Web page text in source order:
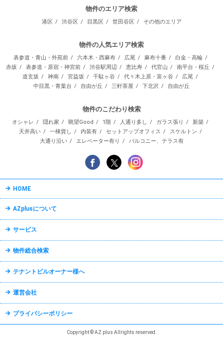
物件のエリア検索
港区 渋谷区 目黒区 世田谷区 その他のエリア
物件の人気エリア検索
表参道・青山・外苑前 六本木・西麻布 広尾 麻布十番
白金・高輪
赤坂
表参道・原宿・神宮前 渋谷駅周辺 恵比寿 代官山
南平台・桜丘
道玄坂
神南 宮益坂 千駄ヶ谷 代々木上原・富ヶ谷
広尾
中目黒・青葉台
自由が丘 三軒茶屋 下北沢 自由が丘
物件のこだわり検索
オシャレ 隠れ家 眺望Good 1階 人通り多し ガラス張り
新築
天井高い
一棟貨し 内装有 セットアップオフィス
スケルトン
大通り沿い
エレベーター有り バルコニー、テラス有
HOME
AZplusについて
サービス
物件総合検索
テナントビルオーナー様へ
運営会社
プライバシーポリシー
Copyright © AZ plus Allrights reserved.